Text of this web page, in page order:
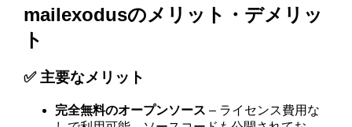
mailexodusのメリット・デメリッ
ト
✅ 主要なメリット
完全無料のオープンソース – ライセンス費用な